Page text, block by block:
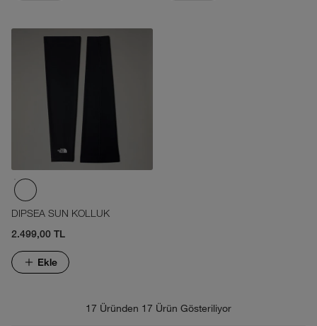
DIPSEA SUN KOLLUK
2.499,00 TL
Ekle
17 Üründen 17 Ürün Gösteriliyor